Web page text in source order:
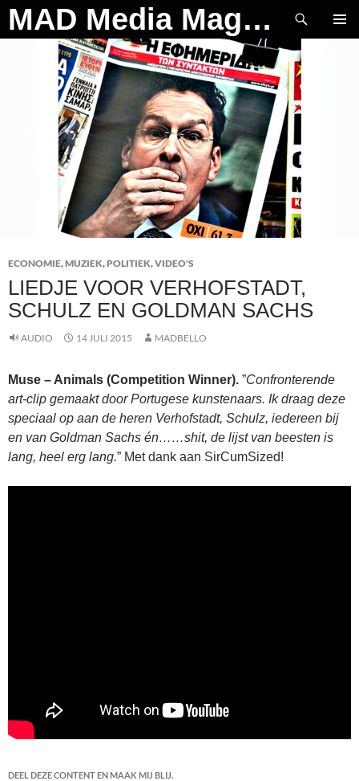
Ga
naar
MAD Media Magazine
Zoeken
ECONOMIE,MUZIEK,POLITIEK,VIDEO'S
LIEDJE VOOR VERHOFSTADT,
SCHULZ EN GOLDMAN SACHS
AUDIO 14 JULI 2015 MADBELLO
Muse – Animals (Competition Winner). ”Confronterende
art-clip gemaakt door Portugese kunstenaars. Ik draag deze
speciaal op aan de heren Verhofstadt, Schulz, iedereen bij
en van Goldman Sachs én……shit, de lijst van beesten is
lang, heel erg lang.” Met dank aan SirCumSized!
DEEL DEZE CONTENT EN MAAK MIJ BLIJ.